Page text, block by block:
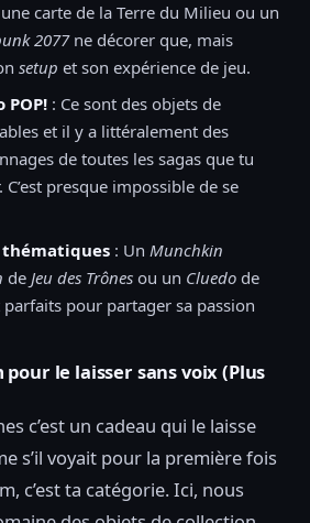
carte de la Terre du Milieu ou un
2077ne décorer que, mais
setup et son expérience de jeu.
POP! : Ce sont des objets de
et il y a littéralement des
de toutes les sagas que tu
presque impossible de se
thématiques : Un Munchkin
de Jeu des Trônes ou un Cluedo de
pour partager sa passion
le laisser sans voix (Plus
c’est un cadeau qui le laisse
s’il voyait pour la première fois
c’est ta catégorie. Ici, nous